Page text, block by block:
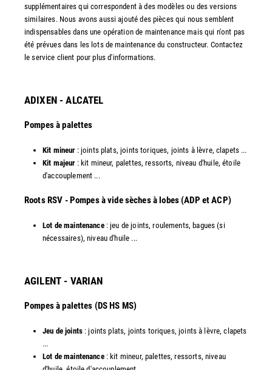
supplémentaires qui correspondent à des modèles ou des versions
similaires. Nous avons aussi ajouté des pièces qui nous semblent
indispensables dans une opération de maintenance mais qui n'ont pas
été prévues dans les lots de maintenance du constructeur. Contactez
le service client pour plus d'informations.
ADIXEN - ALCATEL
Pompes à palettes
Kit mineur : joints plats, joints toriques, joints à lèvre, clapets ...
Kit majeur : kit mineur, palettes, ressorts, niveau d'huile, étoile
d'accouplement ...​
​Roots RSV - Pompes à vide sèches à lobes (ADP et ACP)
Lot de maintenance: jeu de joints, roulements, bagues (si
nécessaires), niveau d'huile ...​
AGILENT - VARIAN
Pompes à palettes (DS HS MS)
Jeu de joints : joints plats, joints toriques, joints à lèvre, clapets
...
Lot de maintenance: kit mineur, palettes, ressorts, niveau